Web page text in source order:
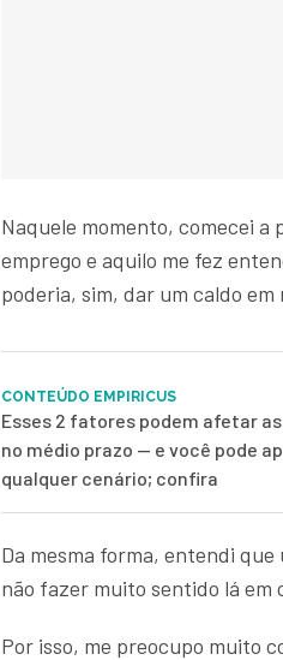
Naquele momento, comecei a
emprego e aquilo me fez
poderia, sim, dar um caldo em
CONTEÚDO EMPIRICUS
Esses 2 fatores podem afetar
no médio prazo — e você pode
qualquer cenário; confira
Da mesma forma, entendi
não fazer muito sentido lá em
Por isso, me preocupo muito